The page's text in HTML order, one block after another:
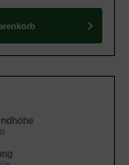
Ein sehr
in
zur Geltung
wiederzufinden